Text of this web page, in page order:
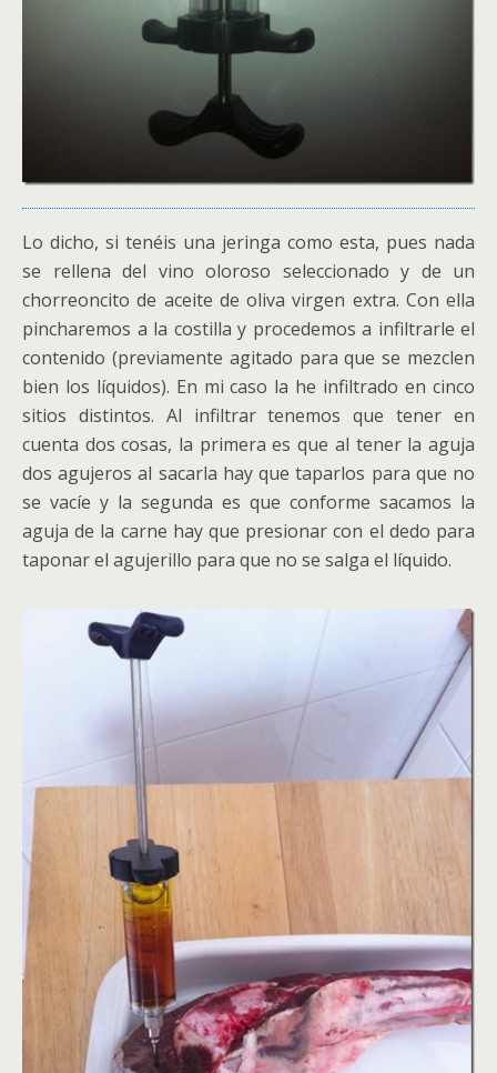
Lo dicho, si tenéis una jeringa como esta, pues nada
se rellena del vino oloroso seleccionado y de un
chorreoncito de aceite de oliva virgen extra. Con ella
pincharemos a la costilla y procedemos a infiltrarle el
contenido (previamente agitado para que se mezclen
bien los líquidos). En mi caso la he infiltrado en cinco
sitios distintos. Al infiltrar tenemos que tener en
cuenta dos cosas, la primera es que al tener la aguja
dos agujeros al sacarla hay que taparlos para que no
se vacíe y la segunda es que conforme sacamos la
aguja de la carne hay que presionar con el dedo para
taponar el agujerillo para que no se salga el líquido.